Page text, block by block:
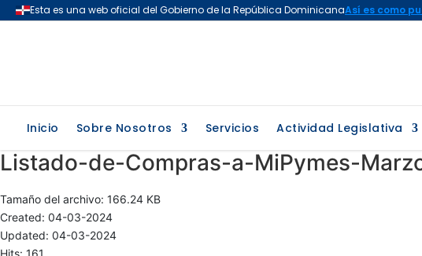
Inicio Sobre Nosotros Servicios Actividad Legislativa
Listado-de-Compras-a-MiPymes-
Tamaño del archivo: 166.24 KB
Created: 04-03-2024
Updated: 04-03-2024